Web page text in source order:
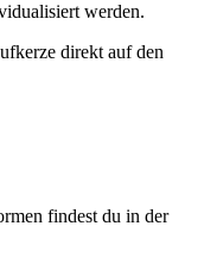
werden.
direkt auf den
findest du in der